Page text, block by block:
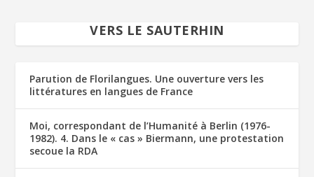
VERS LE SAUTERHIN
Parution de Florilangues. Une ouverture vers les
littératures en langues de France
Moi, correspondant de l’Humanité à Berlin (1976-
1982). 4. Dans le « cas » Biermann, une protestation
secoue la RDA